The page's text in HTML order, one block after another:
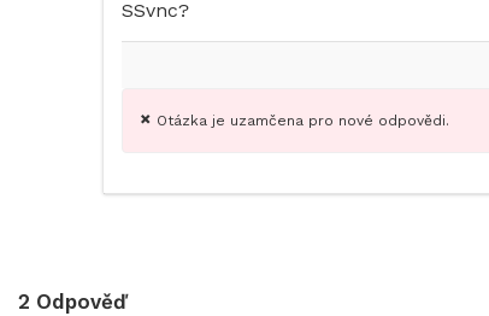
SSvnc?
Otázka je uzamčena pro nové odpovědi.
2 Odpověď